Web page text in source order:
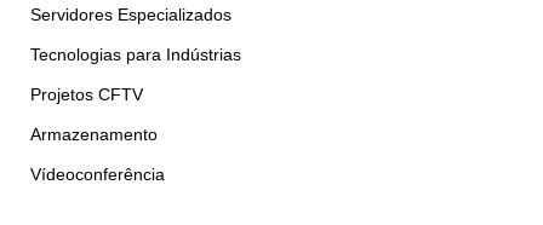
Servidores Especializados
Tecnologias para Indústrias
Projetos CFTV
Armazenamento
Vídeoconferência